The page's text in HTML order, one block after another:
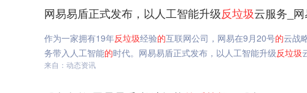
网易易盾正式发布，以人工智能升级反垃圾云服务_
作为一家拥有19年反垃圾经验的互联网公司，网易在9月20号的云战
务带入人工智能的时代。网易易盾正式发布，以人工智能升级反垃圾
来自：动态资讯